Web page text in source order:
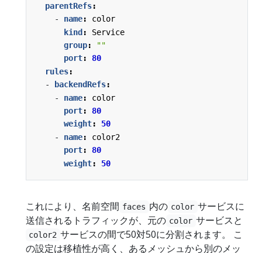
parentRefs:
- name:
color
kind :
Service
group:
""
port:
80
rules:
-
backendRefs:
- name:
color
port:
80
weight:
50
- name:
color2
port:
80
weight: 50
これにより、名前空間 faces 内の color サービスに
送信されるトラフィックが、元の color サービスと
color2 サービスの間で50対50に分割されます。 こ
の設定は移植性が高く、あるメッシュから別のメッ